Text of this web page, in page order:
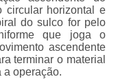
circular horizontal e
do sulco for pelo
que joga o
ascendente
terminar o material
a operação.